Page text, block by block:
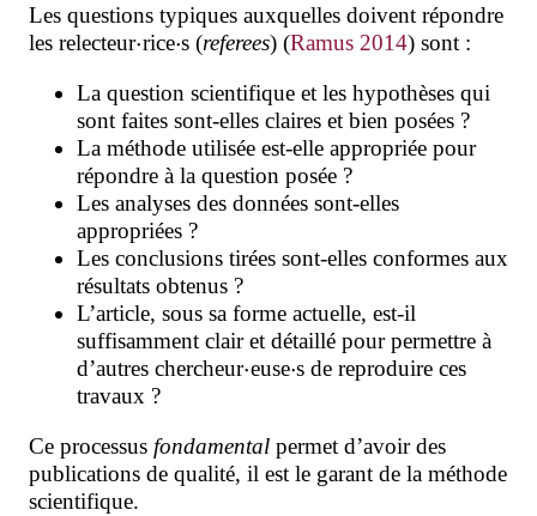
Les questions typiques auxquelles doivent répondre
les relecteur⋅rice⋅s (referees) (Ramus 2014) sont :
La question scientifique et les hypothèses qui
sont faites sont-elles claires et bien posées ?
La méthode utilisée est-elle appropriée pour
répondre à la question posée ?
Les analyses des données sont-elles
appropriées ?
Les conclusions tirées sont-elles conformes aux
résultats obtenus ?
L’article, sous sa forme actuelle, est-il
suffisamment clair et détaillé pour permettre à
d’autres chercheur euse⋅s de reproduire ces
travaux ?
Ce processus fondamental permet d’avoir des
publications de qualité, il est le garant de la méthode
scientifique.